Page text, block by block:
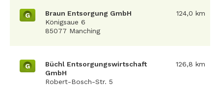
G
Braun Entsorgung GmbH
Königsaue 6
85077 Manching
124,0 km
G
Büchl Entsorgungswirtschaft
GmbH
Robert-Bosch-Str. 5
126,8 km